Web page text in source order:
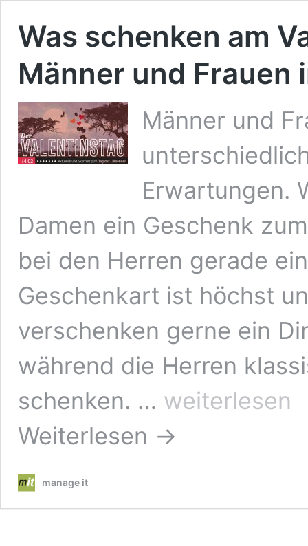
Was schenken am
Männer und Frauen
Männer und
Erwartungen.
Damen ein Geschenk
bei den Herren gerade
Geschenkart ist höchst
verschenken gerne ein
während die Herren
schenken. …
schenken
Valentinstag
2017?
weiterlesen
Weiterlesen →
manage it